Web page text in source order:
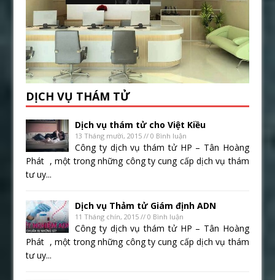
DỊCH VỤ THÁM TỬ
Dịch vụ thám tử cho Việt Kiều
13 Tháng mười, 2015 // 0 Bình luận
Công ty dịch vụ thám tử HP – Tân Hoàng
Phát , một trong những công ty cung cấp dịch vụ thám
tư uy...
Dịch vụ Thảm tử Giám định ADN
11 Tháng chín, 2015 // 0 Bình luận
Công ty dịch vụ thám tử HP – Tân Hoàng
Phát , một trong những công ty cung cấp dịch vụ thám
tư uy...